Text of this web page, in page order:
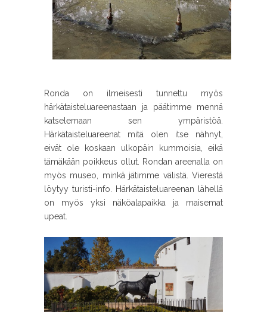
Ronda on ilmeisesti tunnettu myös
härkätaisteluareenastaan ja päätimme mennä
katselemaan sen ympäristöä.
Härkätaisteluareenat mitä olen itse nähnyt,
eivät ole koskaan ulkopäin kummoisia, eikä
tämäkään poikkeus ollut. Rondan areenalla on
myös museo, minkä jätimme välistä. Vierestä
löytyy turisti-info. Härkätaisteluareenan lähellä
on myös yksi näköalapaikka ja maisemat
upeat.